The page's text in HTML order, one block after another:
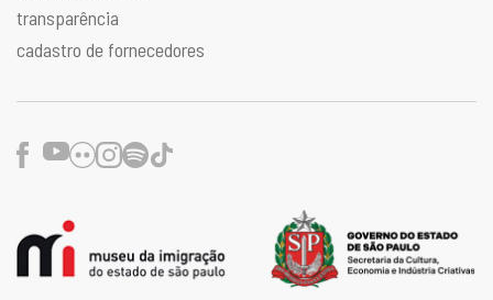
transparência
cadastro de fornecedores
Facebook
Youtube
FlickrInstagram
Spotify
TikTok